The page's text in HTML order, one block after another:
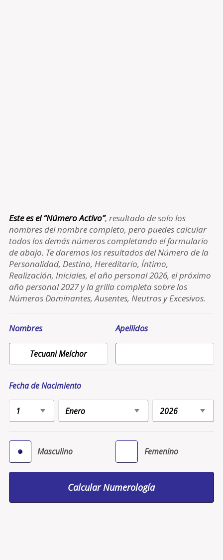
Este es el “Número Activo”, resultado de solo los
nombres del nombre completo, pero puedes calcular
todos los demás números completando el formulario
de abajo. Te daremos los resultados del Número de la
Personalidad, Destino, Hereditario, Íntimo,
Realización, Iniciales, el año personal 2026, el próximo
año personal 2027 y la grilla completa sobre los
Números Dominantes, Ausentes, Neutros y Excesivos.
Nombres Apellidos
Fecha de Nacimiento
Masculino Femenino